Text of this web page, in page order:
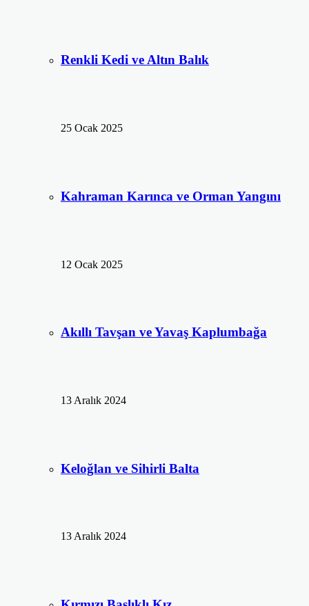
Renkli Kedi ve Altın Balık
25 Ocak 2025
Kahraman Karınca ve Orman Yangını
12 Ocak 2025
Akıllı Tavşan ve Yavaş Kaplumbağa
13 Aralık 2024
Keloğlan ve Sihirli Balta
13 Aralık 2024